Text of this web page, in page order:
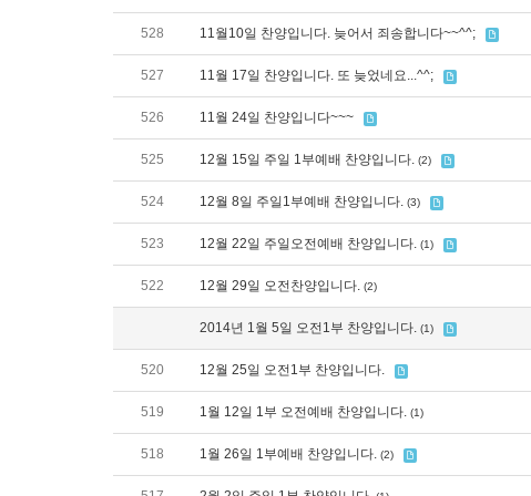
528 11월10일 찬양입니다. 늦어서 죄송합니다~~^^;
527 11월 17일 찬양입니다. 또 늦었네요...^^;
526 11월 24일 찬양입니다~~~
525 12월 15일 주일 1부예배 찬양입니다. (2)
524 12월 8일 주일1부예배 찬양입니다. (3)
523 12월 22일 주일오전예배 찬양입니다. (1)
522 12월 29일 오전찬양입니다. (2)
2014년 1월 5일 오전1부 찬양입니다. (1)
520 12월 25일 오전1부 찬양입니다.
519 1월 12일 1부 오전예배 찬양입니다. (1)
518 1월 26일 1부예배 찬양입니다. (2)